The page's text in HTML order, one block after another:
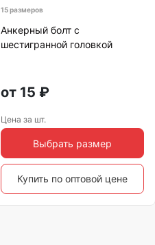
15 размеров
Анкерный болт с
шестигранной головкой
от 15 ₽
Цена за шт.
Выбрать размер
Купить по оптовой цене